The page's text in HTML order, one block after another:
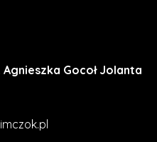
Agnieszka Gocoł Jolanta